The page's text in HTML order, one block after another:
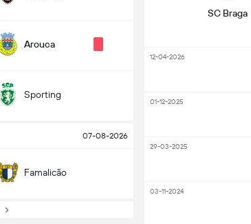
Arouca
Sporting
07-08-2026
Famalicão
SC Braga
12-04-2026
01-12-2025
29-03-2025
03-11-2024